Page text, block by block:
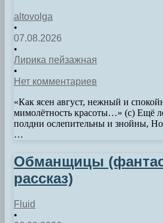
altovolga
•
07.08.2026
•
Лирика пейзажная
•
Нет комментариев
«Как ясен август, нежный и
мимолётность красоты…» (с) Ещё
полдни ослепительны и знойны, Но
…
Обманщицы
рассказ)
Fluid
•